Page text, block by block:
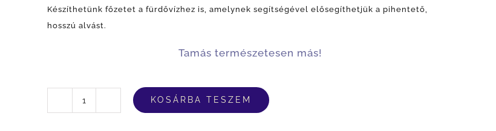
Készíthetünk főzetet a fürdővízhez is, amelynek segítségével elősegíthetjük a pihentető,
hosszú alvást.
Tamás természetesen más!
Szárított
KOSÁRBA TESZEM